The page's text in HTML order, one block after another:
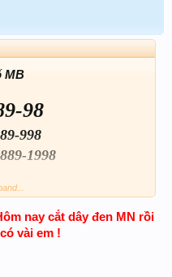
MB
98
998
1998
nay cắt dây đen MN rồi
vài em !